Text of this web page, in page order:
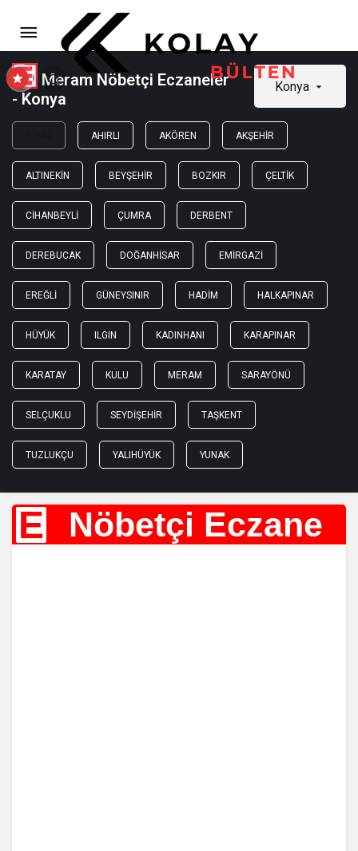
Meram Nöbetçi Eczaneler
- Konya
Konya
AHIRLI AKÖREN AKŞEHIR
ALTINEKIN BEYŞEHIR BOZKIR ÇELTIK
CIHANBEYLI ÇUMRA DERBENT
DEREBUCAK DOĞANHISAR EMIRGAZI
EREĞLI GÜNEYSINIR HADIM HALKAPINAR
HÜYÜK ILGIN KADINHANI KARAPINAR
KARATAY KULU MERAM SARAYÖNÜ
SELÇUKLU SEYDIŞEHIR TAŞKENT
TUZLUKÇU YALIHÜYÜK YUNAK
E Nöbetçi Eczane